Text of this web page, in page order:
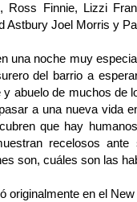
Ross Finnie, Lizzi
Astbury Joel Morris y
una noche muy
del barrio a
y abuelo de muchos de
a una nueva vida
que hay
recelosos
son, cuáles son las
originalmente en el